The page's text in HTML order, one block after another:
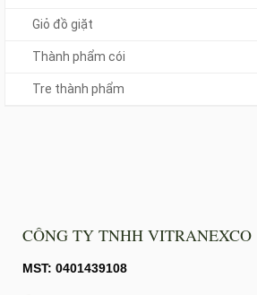
Giỏ đồ giặt
Thành phẩm cói
Tre thành phẩm
CÔNG TY TNHH VITRANEXCO
MST: 0401439108